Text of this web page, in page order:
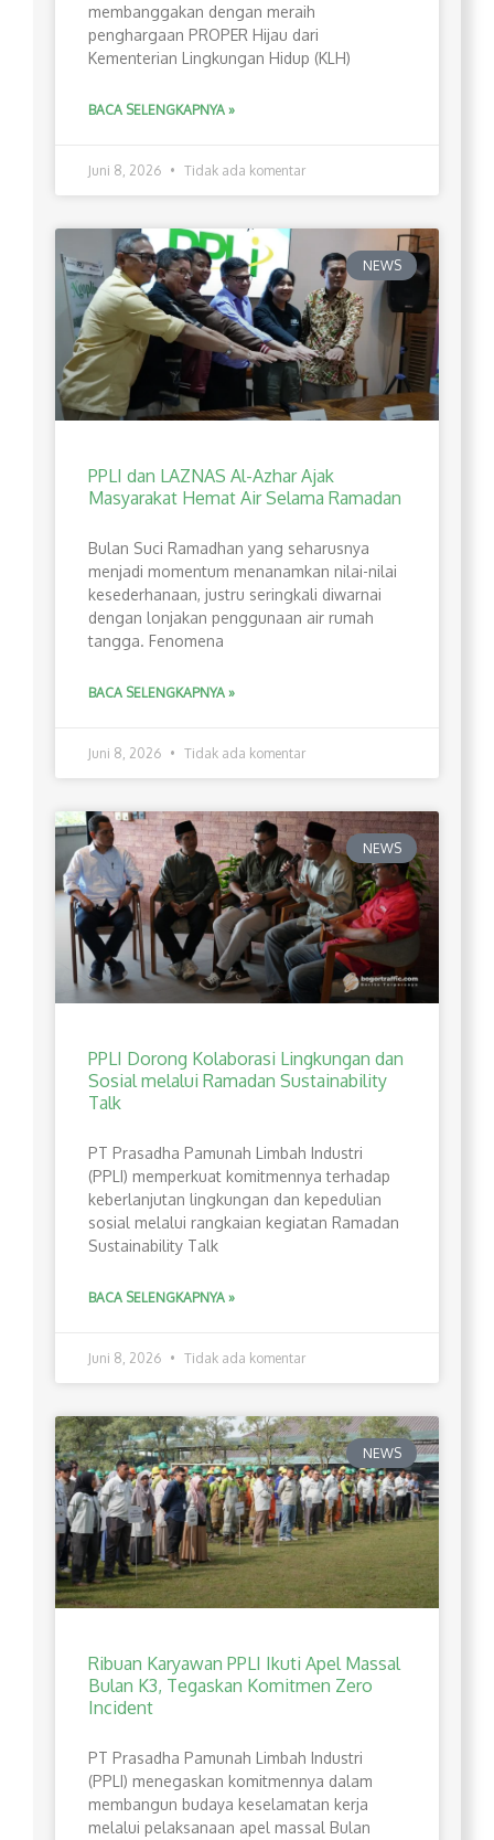
membanggakan dengan meraih
penghargaan PROPER Hijau dari
Kementerian Lingkungan Hidup (KLH)
BACA SELENGKAPNYA »
Juni 8, 2026 Tidak ada komentar
NEWS
PPLI dan LAZNAS Al-Azhar Ajak
Masyarakat Hemat Air Selama Ramadan
Bulan Suci Ramadhan yang seharusnya
menjadi momentum menanamkan nilai-nilai
kesederhanaan, justru seringkali diwarnai
dengan lonjakan penggunaan air rumah
tangga. Fenomena
BACA SELENGKAPNYA »
Juni 8, 2026 Tidak ada komentar
NEWS
PPLI Dorong Kolaborasi Lingkungan dan
Sosial melalui Ramadan Sustainability
Talk
PT Prasadha Pamunah Limbah Industri
(PPLI) memperkuat komitmennya terhadap
keberlanjutan lingkungan dan kepedulian
sosial melalui rangkaian kegiatan Ramadan
Sustainability Talk
BACA SELENGKAPNYA »
Juni 8, 2026 Tidak ada komentar
NEWS
Ribuan Karyawan PPLI Ikuti Apel Massal
Bulan K3, Tegaskan Komitmen Zero
Incident
PT Prasadha Pamunah Limbah Industri
(PPLI) menegaskan komitmennya dalam
membangun budaya keselamatan kerja
melalui pelaksanaan apel massal Bulan